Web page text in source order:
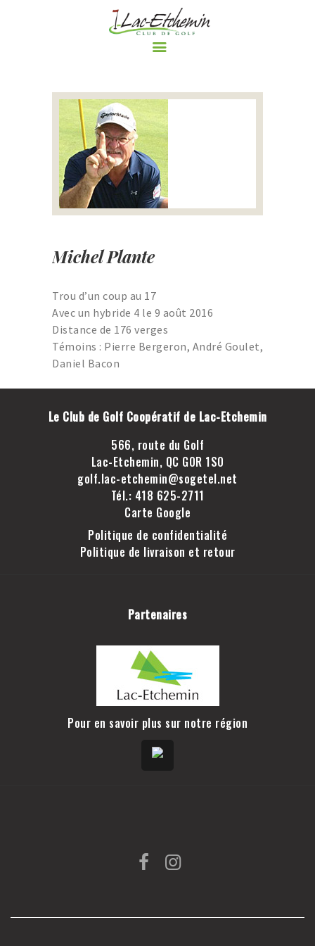
LE CLUB DE GOLF
PARCOURS
RÈGLEMENTS ET
POLITIQUES DU CLUB DE
GOLF DE LAC-ETCHEMIN
TARIFS
ÉVÈNEMENTS
LE BLOGUE DU CLUB DE
GOLF LAC-ETCHEMIN
TROU D’UN COUP
JOINDRE LE CLUB DE
GOLF LAC-ETCHEMIN
FACEBOOK
Michel Plante
Trou d’un coup au 17
Avec un hybride 4 le 9 août 2016
Distance de 176 verges
Témoins : Pierre Bergeron, André Goulet,
Daniel Bacon
Le Club de Golf Coopératif de Lac-Etchemin
566, route du Golf
Lac-Etchemin, QC G0R 1S0
golf.lac-etchemin@sogetel.net
Tél.: 418 625-2711
Carte Google
Politique de confidentialité
Politique de livraison et retour
Partenaires
Pour en savoir plus sur notre région